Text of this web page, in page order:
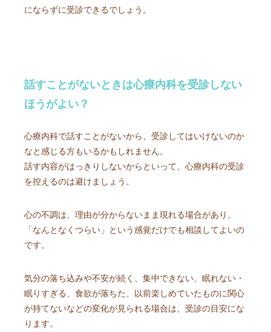
にならずに受診できるでしょう。
話すことがないときは心療内科を受診しない
ほうがよい？
心療内科で話すことがないから、受診してはいけないのか
なと感じる方もいるかもしれません。
話す内容がはっきりしないからといって、心療内科の受診
を控えるのは避けましょう。
心の不調は、理由が分からないまま現れる場合があり、
「なんとなくつらい」という感覚だけでも相談してよいの
です。
気分の落ち込みや不安が続く、集中できない、眠れない・
眠りすぎる、食欲が落ちた、以前楽しめていたものに関心
が持てないなどの変化が見られる場合は、受診の目安にな
ります。